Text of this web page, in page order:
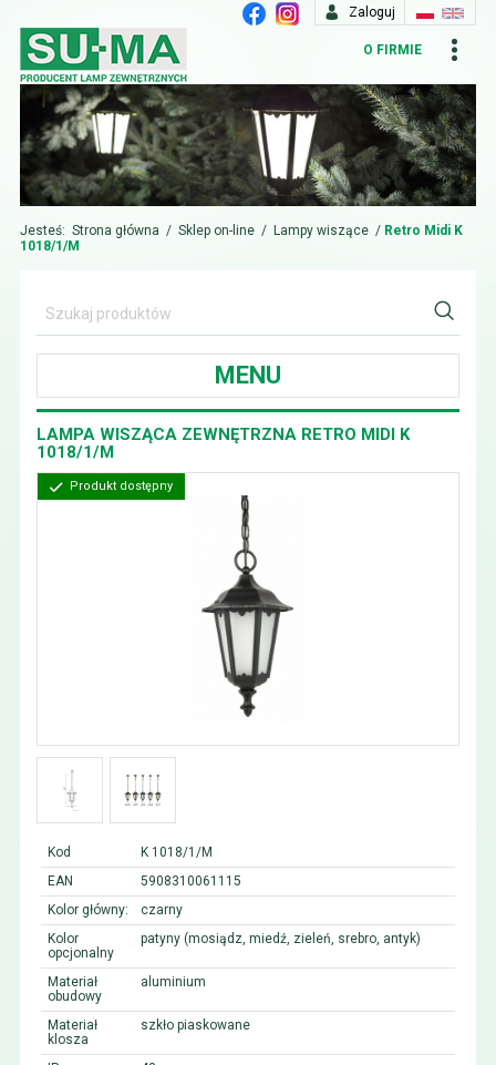
Zaloguj
O FIRMIE
Jesteś: Strona główna / Sklep on-line / Lampy wiszące / Retro Midi K
1018/1/M
MENU
LAMPA WISZĄCA ZEWNĘTRZNA RETRO MIDI K
1018/1/M
Produkt dostępny
Kod
K 1018/1/M
EAN
5908310061115
Kolor główny:
czarny
Kolor
opcjonalny
patyny (mosiądz, miedź, zieleń, srebro, antyk)
Materiał
obudowy
aluminium
Materiał
klosza
szkło piaskowane